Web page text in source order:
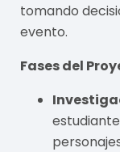
tomando
evento.
Fases del